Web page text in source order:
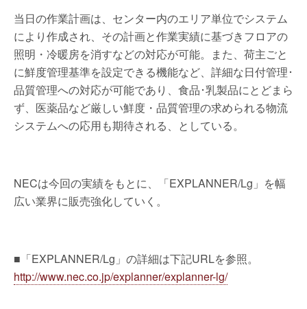
当日の作業計画は、センター内のエリア単位でシステム
により作成され、その計画と作業実績に基づきフロアの
照明・冷暖房を消すなどの対応が可能。また、荷主ごと
に鮮度管理基準を設定できる機能など、詳細な日付管理･
品質管理への対応が可能であり、食品･乳製品にとどまら
ず、医薬品など厳しい鮮度・品質管理の求められる物流
システムへの応用も期待される、としている。
NECは今回の実績をもとに、「EXPLANNER/Lg」を幅
広い業界に販売強化していく。
■「EXPLANNER/Lg」の詳細は下記URLを参照。
http://www.nec.co.jp/explanner/explanner-lg/